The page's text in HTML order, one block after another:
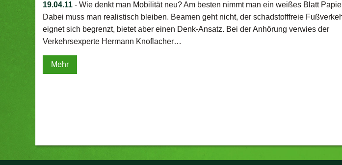
19.04.11 - Wie denkt man Mobilität neu? Am besten nimmt man ein weißes Blatt
Dabei muss man realistisch bleiben. Beamen geht nicht, der schadstofffreie
eignet sich begrenzt, bietet aber einen Denk-Ansatz. Bei der Anhörung verwies der
Verkehrsexperte Hermann Knoflacher…
Mehr